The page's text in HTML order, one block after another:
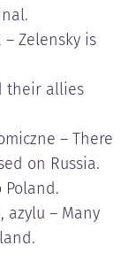
Zelensky is
their allies
– There
on Russia.
Poland.
azylu – Many